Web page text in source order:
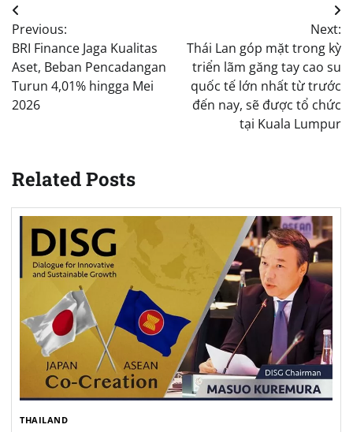
Post
navigation
Previous:
BRI Finance Jaga Kualitas
Aset, Beban Pencadangan
Turun 4,01% hingga Mei
2026
Next:
Thái Lan góp mặt trong kỳ
triển lãm găng tay cao su
quốc tế lớn nhất từ trước
đến nay, sẽ được tổ chức
tại Kuala Lumpur
Related Posts
THAILAND